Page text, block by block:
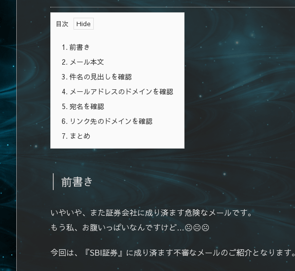
目次
1. 前書き
2. メール本文
3. 件名の見出しを確認
4. メールアドレスのドメインを確認
5. 宛名を確認
6. リンク先のドメインを確認
7. まとめ
前書き
いやいや、また証券会社に成り済ます危険なメールです。
もう私、お腹いっぱいなんですけど…☹☹☹
今回は、『SBI証券』に成り済ます不審なメールのご紹介となります。